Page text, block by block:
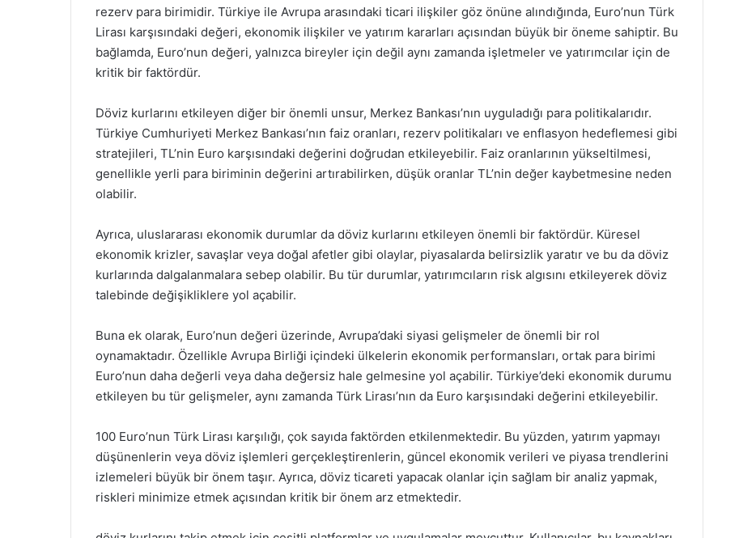
rezerv para birimidir. Türkiye ile Avrupa arasındaki ticari ilişkiler göz önüne alındığında, Euro’nun Türk
Lirası karşısındaki değeri, ekonomik ilişkiler ve yatırım kararları açısından büyük bir öneme sahiptir. Bu
bağlamda, Euro’nun değeri, yalnızca bireyler için değil aynı zamanda işletmeler ve yatırımcılar için de
kritik bir faktördür.
Döviz kurlarını etkileyen diğer bir önemli unsur, Merkez Bankası’nın uyguladığı para politikalarıdır.
Türkiye Cumhuriyeti Merkez Bankası’nın faiz oranları, rezerv politikaları ve enflasyon hedeflemesi gibi
stratejileri, TL’nin Euro karşısındaki değerini doğrudan etkileyebilir. Faiz oranlarının yükseltilmesi,
genellikle yerli para biriminin değerini artırabilirken, düşük oranlar TL’nin değer kaybetmesine neden
olabilir.
Ayrıca, uluslararası ekonomik durumlar da döviz kurlarını etkileyen önemli bir faktördür. Küresel
ekonomik krizler, savaşlar veya doğal afetler gibi olaylar, piyasalarda belirsizlik yaratır ve bu da döviz
kurlarında dalgalanmalara sebep olabilir. Bu tür durumlar, yatırımcıların risk algısını etkileyerek döviz
talebinde değişikliklere yol açabilir.
Buna ek olarak, Euro’nun değeri üzerinde, Avrupa’daki siyasi gelişmeler de önemli bir rol
oynamaktadır. Özellikle Avrupa Birliği içindeki ülkelerin ekonomik performansları, ortak para birimi
Euro’nun daha değerli veya daha değersiz hale gelmesine yol açabilir. Türkiye’deki ekonomik durumu
etkileyen bu tür gelişmeler, aynı zamanda Türk Lirası’nın da Euro karşısındaki değerini etkileyebilir.
100 Euro’nun Türk Lirası karşılığı, çok sayıda faktörden etkilenmektedir. Bu yüzden, yatırım yapmayı
düşünenlerin veya döviz işlemleri gerçekleştirenlerin, güncel ekonomik verileri ve piyasa trendlerini
izlemeleri büyük bir önem taşır. Ayrıca, döviz ticareti yapacak olanlar için sağlam bir analiz yapmak,
riskleri minimize etmek açısından kritik bir önem arz etmektedir.